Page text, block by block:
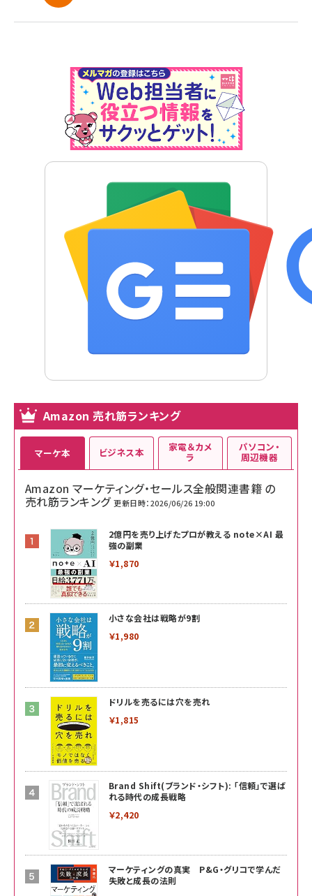
Amazon 売れ筋ランキング
マーケ本
Amazon マーケティング・セールス全般関連書籍 の
売れ筋ランキング 更新日時：2026/06/26 19:00
2億円を売り上げたプロが教える note×AI 最
強の副業
￥1,870
小さな会社は戦略が9割
￥1,980
ドリルを売るには穴を売れ
￥1,815
Brand Shift(ブランド・シフト): 「信頼」で選ば
れる時代の成長戦略
￥2,420
マーケティングの真実 P&G・グリコで学んだ
失敗と成長の法則
ビジネス本 家電＆カメ
ラ
パソコン・
周辺機器